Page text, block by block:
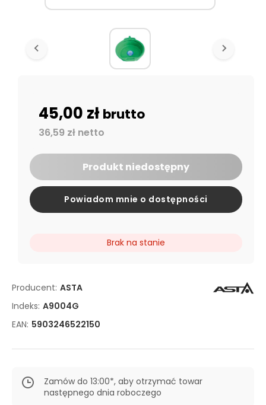
Producent: ASTA
Indeks: A9004G
EAN: 5903246522150
Zamów do 13:00*, aby otrzymać towar
następnego dnia roboczego
45,00 złbrutto
36,59 zł netto
Produkt niedostępny
Powiadom mnie o dostępności
Brak na stanie